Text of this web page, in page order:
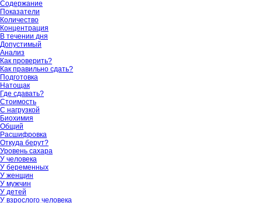
Содержание
Показатели
Количество
Концентрация
В течении дня
Допустимый
Анализ
Как проверить?
Как правильно сдать?
Подготовка
Натощак
Где сдавать?
Стоимость
С нагрузкой
Биохимия
Общий
Расшифровка
Откуда берут?
Уровень сахара
У человека
У беременных
У женщин
У мужчин
У детей
У взрослого человека